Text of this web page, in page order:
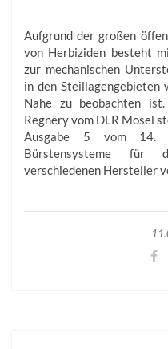
Aufgrund der großen
von Herbiziden besteht
zur mechanischen
in den
Nahe zu beobachten
Regnery vom DLR Mosel
Ausgabe 5 vom
Bürstensysteme für
verschiedenen Hersteller